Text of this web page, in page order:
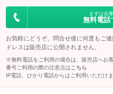
まずは在
無料電話
お気軽にどうぞ。問合せ後に何度もご
ドレスは販売店に公開されません。
※無料電話をご利用の場合は、販売店へお
番号ご利用の際の注意点は こちら
IP電話、ひかり電話からはご利用いただけま